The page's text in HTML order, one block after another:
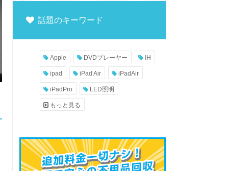
話題のキーワード
Apple DVDプレーヤー IH
ipad iPad Air iPadAir
iPadPro LED照明
もっと見る